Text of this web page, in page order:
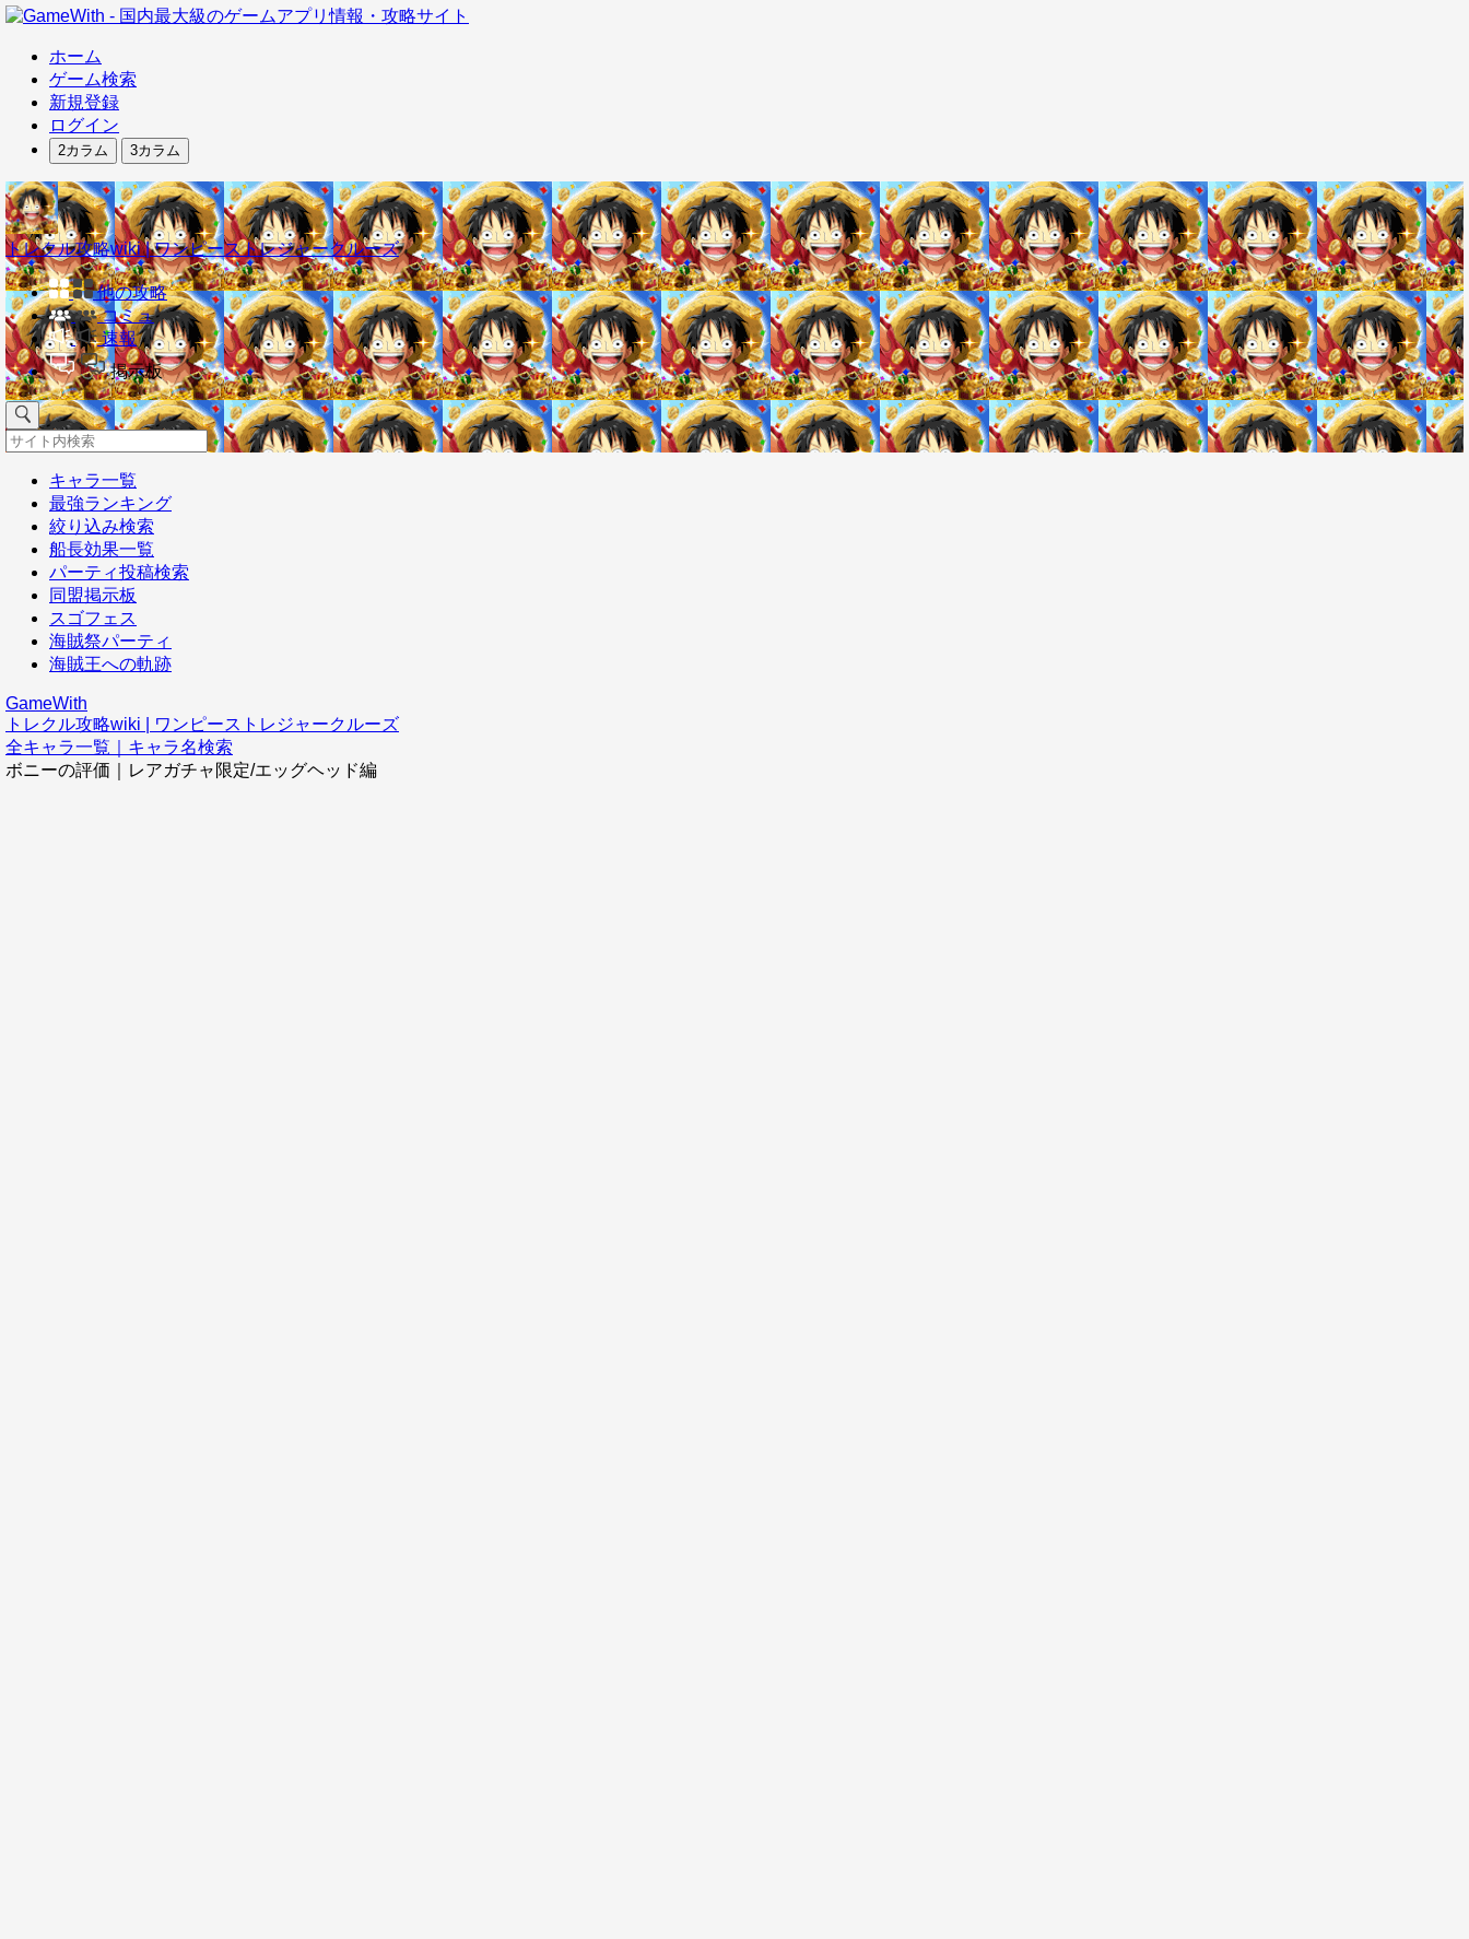
ホーム
ゲーム検索
新規登録
ログイン
2カラム 3カラム
トレクル攻略wiki | ワンピーストレジャークルーズ
他の攻略
コミュ
速報
掲示板
キャラ一覧
最強ランキング
絞り込み検索
船長効果一覧
パーティ投稿検索
同盟掲示板
スゴフェス
海賊祭パーティ
海賊王への軌跡
GameWith
トレクル攻略wiki | ワンピーストレジャークルーズ
全キャラ一覧｜キャラ名検索
ボニーの評価｜レアガチャ限定/エッグヘッド編